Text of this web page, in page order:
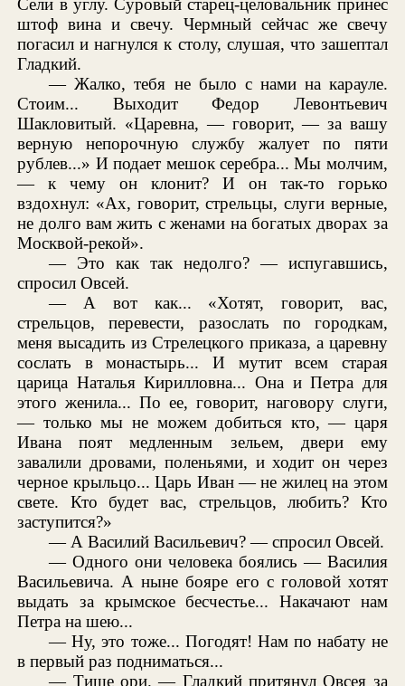
Сели в углу. Суровый старец-целовальник принес
штоф вина и свечу. Чермный сейчас же свечу
погасил и нагнулся к столу, слушая, что зашептал
Гладкий.
— Жалко, тебя не было с нами на карауле.
Стоим... Выходит Федор Левонтьевич
Шакловитый. «Царевна, — говорит, — за вашу
верную непорочную службу жалует по пяти
рублев...» И подает мешок серебра... Мы молчим,
— к чему он клонит? И он так-то горько
вздохнул: «Ах, говорит, стрельцы, слуги верные,
не долго вам жить с женами на богатых дворах за
Москвой-рекой».
— Это как так недолго? — испугавшись,
спросил Овсей.
— А вот как... «Хотят, говорит, вас,
стрельцов, перевести, разослать по городкам,
меня высадить из Стрелецкого приказа, а царевну
сослать в монастырь... И мутит всем старая
царица Наталья Кирилловна... Она и Петра для
этого женила... По ее, говорит, наговору слуги,
— только мы не можем добиться кто, — царя
Ивана поят медленным зельем, двери ему
завалили дровами, поленьями, и ходит он через
черное крыльцо... Царь Иван — не жилец на этом
свете. Кто будет вас, стрельцов, любить? Кто
заступится?»
— А Василий Васильевич? — спросил Овсей.
— Одного они человека боялись — Василия
Васильевича. А ныне бояре его с головой хотят
выдать за крымское бесчестье... Накачают нам
Петра на шею...
— Ну, это тоже... Погодят! Нам по набату не
в первый раз подниматься...
— Тише ори. — Гладкий притянул Овсея за